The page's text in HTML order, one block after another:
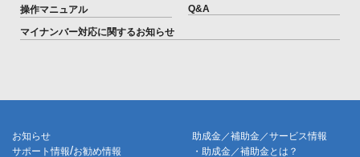
操作マニュアル Q&A
マイナンバー対応に関するお知らせ
お知らせ
サポート情報/お勧め情報
助成金／補助金／サービス情報
・助成金／補助金とは？